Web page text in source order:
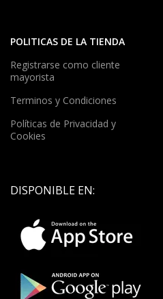
POLITICAS DE LA TIENDA
Registrarse como cliente
mayorista
Terminos y Condiciones
Políticas de Privacidad y
Cookies
DISPONIBLE EN: